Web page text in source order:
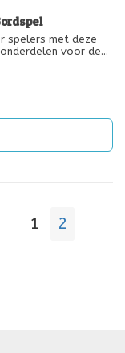
spelers met deze
voor de
1 2